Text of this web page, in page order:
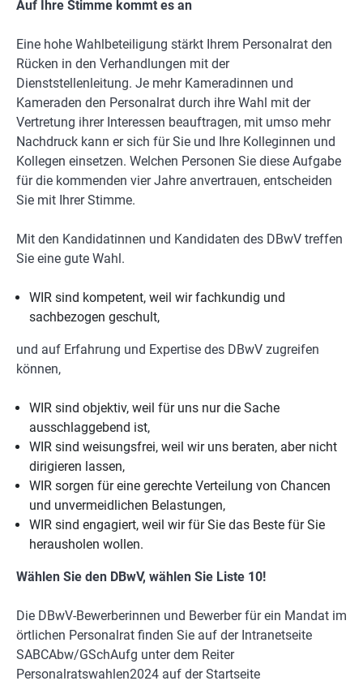
Auf Ihre Stimme kommt es an
Eine hohe Wahlbeteiligung stärkt Ihrem Personalrat den
Rücken in den Verhandlungen mit der
Dienststellenleitung. Je mehr Kameradinnen und
Kameraden den Personalrat durch ihre Wahl mit der
Vertretung ihrer Interessen beauftragen, mit umso mehr
Nachdruck kann er sich für Sie und Ihre Kolleginnen und
Kollegen einsetzen. Welchen Personen Sie diese Aufgabe
für die kommenden vier Jahre anvertrauen, entscheiden
Sie mit Ihrer Stimme.
Mit den Kandidatinnen und Kandidaten des DBwV treffen
Sie eine gute Wahl.
WIR sind kompetent, weil wir fachkundig und
sachbezogen geschult,
und auf Erfahrung und Expertise des DBwV zugreifen
können,
WIR sind objektiv, weil für uns nur die Sache
ausschlaggebend ist,
WIR sind weisungsfrei, weil wir uns beraten, aber nicht
dirigieren lassen,
WIR sorgen für eine gerechte Verteilung von Chancen
und unvermeidlichen Belastungen,
WIR sind engagiert, weil wir für Sie das Beste für Sie
herausholen wollen.
Wählen Sie den DBwV, wählen Sie Liste 10!
Die DBwV-Bewerberinnen und Bewerber für ein Mandat im
örtlichen Personalrat finden Sie auf der Intranetseite
SABCAbw/GSchAufg unter dem Reiter
Personalratswahlen2024 auf der Startseite